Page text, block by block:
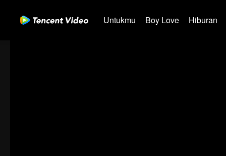
Untukmu Boy Love Hiburan